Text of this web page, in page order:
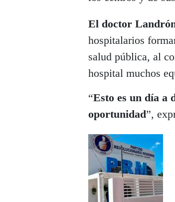
El doctor
hospitalarios
salud pública, al
hospital muchos
“Esto es un día a
oportunidad”,